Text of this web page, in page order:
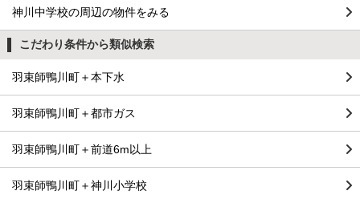
神川中学校の周辺の物件をみる
こだわり条件から類似検索
羽束師鴨川町＋本下水
羽束師鴨川町＋都市ガス
羽束師鴨川町＋前道6m以上
羽束師鴨川町＋神川小学校